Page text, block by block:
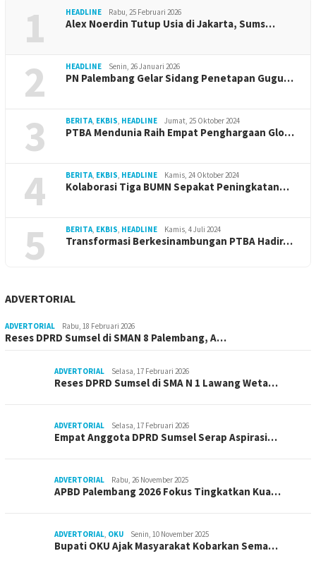
1 HEADLINE Rabu, 25 Februari 2026
Alex Noerdin Tutup Usia di Jakarta, Sums…
2 HEADLINE Senin, 26 Januari 2026
PN Palembang Gelar Sidang Penetapan Gugu…
3 BERITA, EKBIS, HEADLINE Jumat, 25 Oktober 2024
PTBA Mendunia Raih Empat Penghargaan Glo…
4 BERITA, EKBIS, HEADLINE Kamis, 24 Oktober 2024
Kolaborasi Tiga BUMN Sepakat Peningkatan…
5 BERITA, EKBIS, HEADLINE Kamis, 4 Juli 2024
Transformasi Berkesinambungan PTBA Hadir…
ADVERTORIAL
ADVERTORIAL Rabu, 18 Februari 2026
Reses DPRD Sumsel di SMAN 8 Palembang, A…
ADVERTORIAL Selasa, 17 Februari 2026
Reses DPRD Sumsel di SMA N 1 Lawang Weta…
ADVERTORIAL Selasa, 17 Februari 2026
Empat Anggota DPRD Sumsel Serap Aspirasi…
ADVERTORIAL Rabu, 26 November 2025
APBD Palembang 2026 Fokus Tingkatkan Kua…
ADVERTORIAL, OKU Senin, 10 November 2025
Bupati OKU Ajak Masyarakat Kobarkan Sema…